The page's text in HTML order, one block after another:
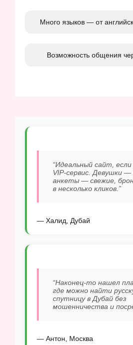
Много языков — от
Возможность общения
“Идеальный сайт,
VIP-сервис. Девушки
анкеты — свежие,
в несколько кликов.”
— Халид, Дубай
“Наконец-то нашел
где можно найти
спутницу в Дубай без
мошенничества и
— Антон, Москва